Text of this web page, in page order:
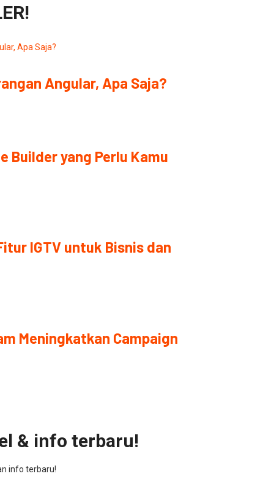
Angular, Apa Saja?
Builder yang Perlu Kamu
IGTV untuk Bisnis dan
Meningkatkan Campaign
& info terbaru!
info terbaru!